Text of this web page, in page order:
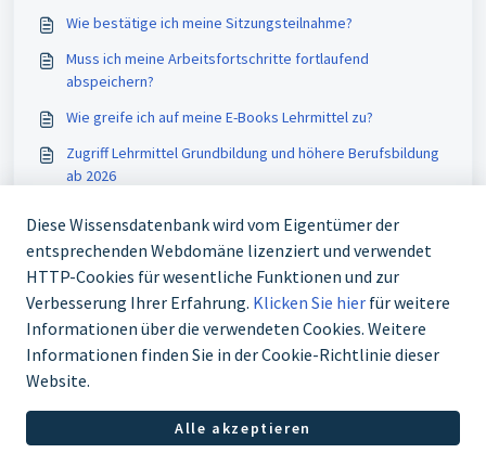
Wie bestätige ich meine Sitzungsteilnahme?
Muss ich meine Arbeitsfortschritte fortlaufend
abspeichern?
Wie greife ich auf meine E-Books Lehrmittel zu?
Zugriff Lehrmittel Grundbildung und höhere Berufsbildung
ab 2026
Diese Wissensdatenbank wird vom Eigentümer der
entsprechenden Webdomäne lizenziert und verwendet
HTTP-Cookies für wesentliche Funktionen und zur
Verbesserung Ihrer Erfahrung. Klicken Sie hier für weitere
Informationen über die verwendeten Cookies. Weitere
Informationen finden Sie in der Cookie-Richtlinie dieser
Website.
Alle akzeptieren